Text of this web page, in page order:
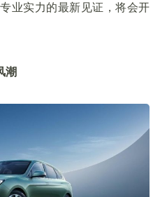
业实力的最新见证，将会开
潮